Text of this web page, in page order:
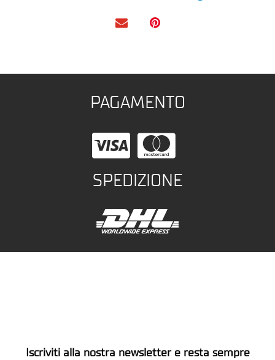
PAGAMENTO
SPEDIZIONE
Iscriviti alla nostra newsletter e resta sempre